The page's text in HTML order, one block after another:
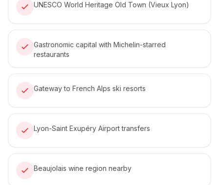
UNESCO World Heritage Old Town (Vieux Lyon)
Gastronomic capital with Michelin-starred
restaurants
Gateway to French Alps ski resorts
Lyon-Saint Exupéry Airport transfers
Beaujolais wine region nearby